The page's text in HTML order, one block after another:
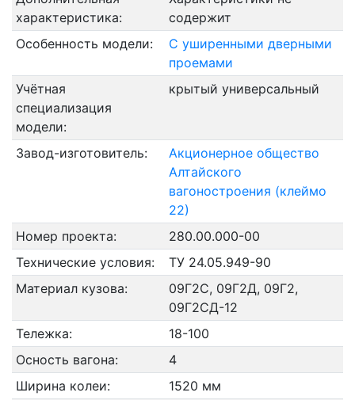
характеристика:
содержит
Особенность модели:
С уширенными дверными
проемами
Учётная
специализация
модели:
крытый универсальный
Завод-изготовитель:
Акционерное общество
Алтайского
вагоностроения (клеймо
22)
Номер проекта:
280.00.000-00
Технические условия:
ТУ 24.05.949-90
Материал кузова:
09Г2С, 09Г2Д, 09Г2,
09Г2СД-12
Тележка:
18-100
Осность вагона:
4
Ширина колеи:
1520 мм